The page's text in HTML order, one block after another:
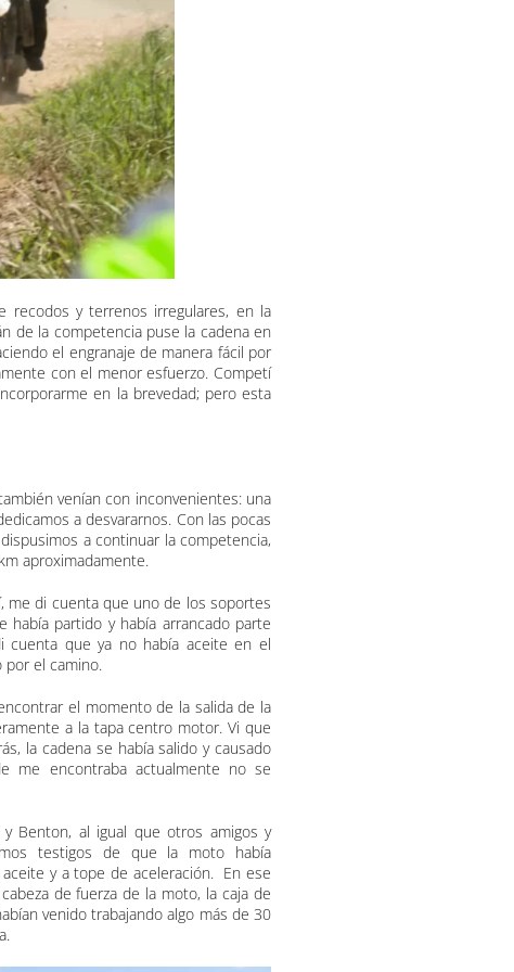
recodos y terrenos irregulares, en la
de la competencia puse la cadena en
el engranaje de manera fácil por
con el menor esfuerzo. Competí
en la brevedad; pero esta
venían con inconvenientes: una
a desvararnos. Con las pocas
a continuar la competencia,
aproximadamente.
me di cuenta que uno de los soportes
partido y había arrancado parte
que ya no había aceite en el
por el camino.
el momento de la salida de la
a la tapa centro motor. Vi que
la cadena se había salido y causado
me encontraba actualmente no se
Benton, al igual que otros amigos y
testigos de que la moto había
y a tope de aceleración. En ese
de fuerza de la moto, la caja de
venido trabajando algo más de 30